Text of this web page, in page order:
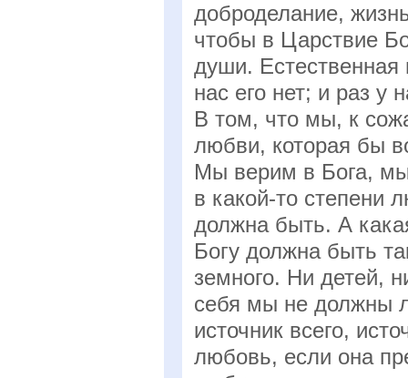
доброделание,
чтобы в Царствие
души. Естественная
нас его нет; и раз у
В том, что мы, к
любви, которая бы
Мы верим в Бога,
в какой-то
должна быть. А
Богу должна быть
земного. Ни детей,
себя мы не должны
источник всего,
любовь, если она